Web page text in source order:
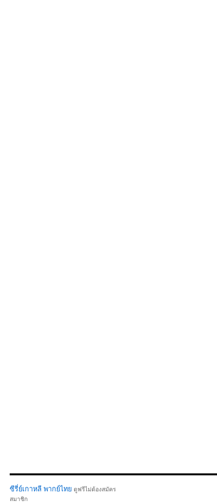
ซีรี่ย์เกาหลี พากย์ไทย ดูฟรีไม่ต้องสมัคร
สมาชิก